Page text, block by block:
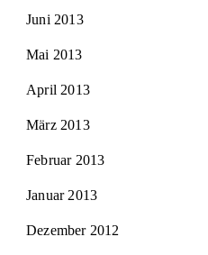
Juni 2013
Mai 2013
April 2013
März 2013
Februar 2013
Januar 2013
Dezember 2012